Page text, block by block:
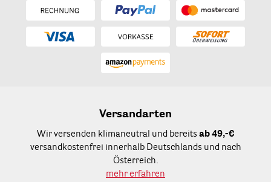
Versandarten
Wir versenden klimaneutral und bereits ab 49,-€
versandkostenfrei innerhalb Deutschlands und nach
Österreich.
mehr erfahren